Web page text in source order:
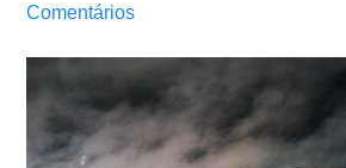
Comentários